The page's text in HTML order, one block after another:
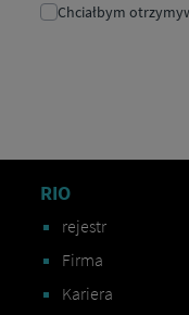
RIO
rejestr
Firma
Kariera